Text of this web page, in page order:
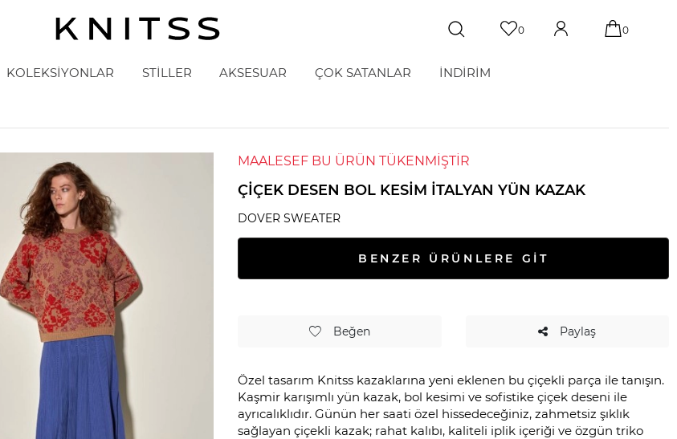
0 0
KOLEKSİYONLAR STİLLER AKSESUAR ÇOK SATANLAR İNDİRİM
MAALESEF BU ÜRÜN TÜKENMİŞTİR
ÇIÇEK DESEN BOL KESIM İTALYAN YÜN KAZAK
DOVER SWEATER
BENZER ÜRÜNLERE GİT
Beğen Paylaş
Özel tasarım Knitss kazaklarına yeni eklenen bu çiçekli parça ile tanışın.
Kaşmir karışımlı yün kazak, bol kesimi ve sofistike çiçek deseni ile
ayrıcalıklıdır. Günün her saati özel hissedeceğiniz, zahmetsiz şıklık
sağlayan çiçekli kazak; rahat kalıbı, kaliteli iplik içeriği ve özgün triko